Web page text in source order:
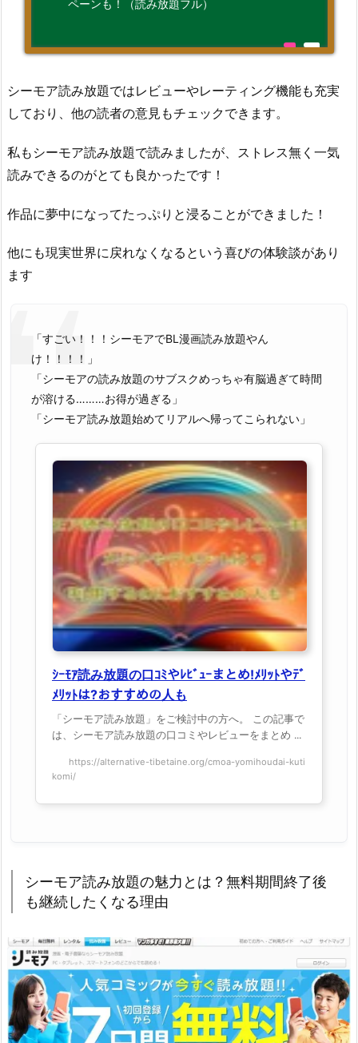
ペーンも！（読み放題フル）
シーモア読み放題ではレビューやレーティング機能も充実
しており、他の読者の意見もチェックできます。
私もシーモア読み放題で読みましたが、ストレス無く一気
読みできるのがとても良かったです！
作品に夢中になってたっぷりと浸ることができました！
他にも現実世界に戻れなくなるという喜びの体験談があり
ます
「すごい！！！シーモアでBL漫画読み放題やん
け！！！！」
「シーモアの読み放題のサブスクめっちゃ有脳過ぎて時間
が溶ける………お得が過ぎる」
「シーモア読み放題始めてリアルへ帰ってこられない」
ｼｰﾓｱ読み放題の口ｺﾐやﾚﾋﾞｭｰまとめ!ﾒﾘｯﾄやﾃﾞ
ﾒﾘｯﾄは?おすすめの人も
「シーモア読み放題」をご検討中の方へ。 この記事で
は、シーモア読み放題の口コミやレビューをまとめ ...
https://alternative-tibetaine.org/cmoa-yomihoudai-kuti
komi/
シーモア読み放題の魅力とは？無料期間終了後
も継続したくなる理由